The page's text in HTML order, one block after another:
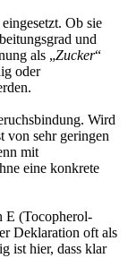
Ob sie
und
als „Zucker“
oder
Wird
von sehr geringen
mit
eine konkrete
E (Tocopherol-
Deklaration oft als
ist hier, dass klar